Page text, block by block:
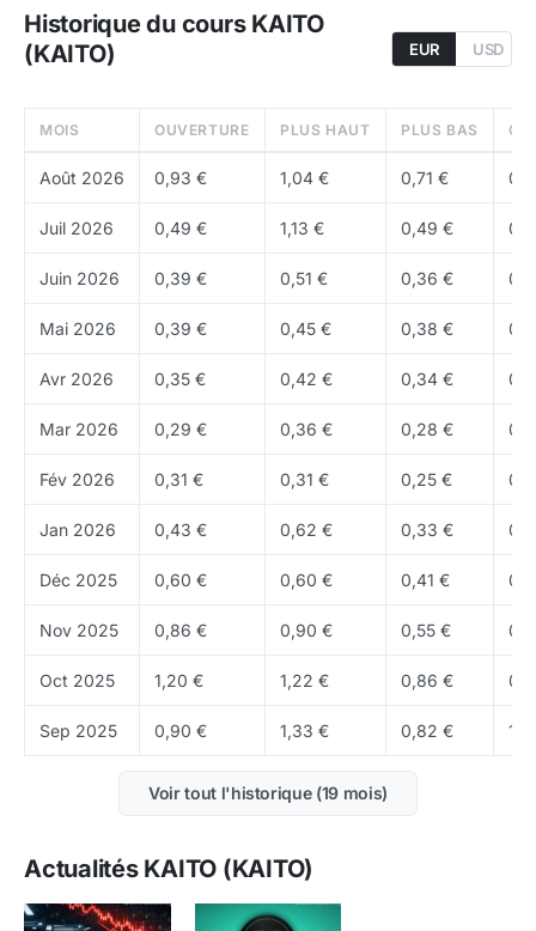
et l'influence dans l'écosystème crypto, devenu un
standard de l'industrie
l'attention et l'analyse de qualité sont
tendances émergentes et signaux de marché
générés par IA
Adoption
VCs et créateurs de contenu pour mesurer leur
mindshare
(part d'attention). Le système Yaps est
incitations de l'écosystème InfoFi. Environ241,39 M
KAITO est disponible sur Binance,
, Bybit et
Historique du cours KAITO
(KAITO)
EUR USD
MOIS OUVERTURE PLUS HAUT PLUS BAS
Août 2026 0,93 € 1,04 € 0,71 €
Juil 2026 0,49 € 1,13 € 0,49 €
Juin 2026 0,39 € 0,51 € 0,36 €
Mai 2026 0,39 € 0,45 € 0,38 €
Avr 2026 0,35 € 0,42 € 0,34 €
Mar 2026 0,29 € 0,36 € 0,28 €
Fév 2026 0,31 € 0,31 € 0,25 €
Jan 2026 0,43 € 0,62 € 0,33 €
Déc 2025 0,60 € 0,60 € 0,41 €
Nov 2025 0,86 € 0,90 € 0,55 €
Oct 2025 1,20 € 1,22 € 0,86 €
Sep 2025 0,90 € 1,33 € 0,82 €
Voir tout l'historique (19 mois)
Actualités KAITO (KAITO)